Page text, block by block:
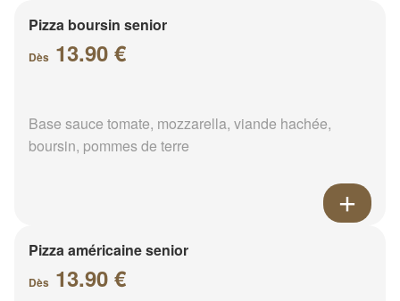
Pizza boursin senior
Dès 13.90 €
Base sauce tomate, mozzarella, viande hachée,
boursin, pommes de terre
Pizza américaine senior
Dès 13.90 €